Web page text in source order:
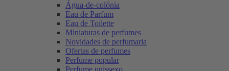
Água-de-colónia
Eau de Parfum
Eau de Toilette
Miniaturas de perfumes
Novidades de perfumaria
Ofertas de perfumes
Perfume popular
Perfume unissexo